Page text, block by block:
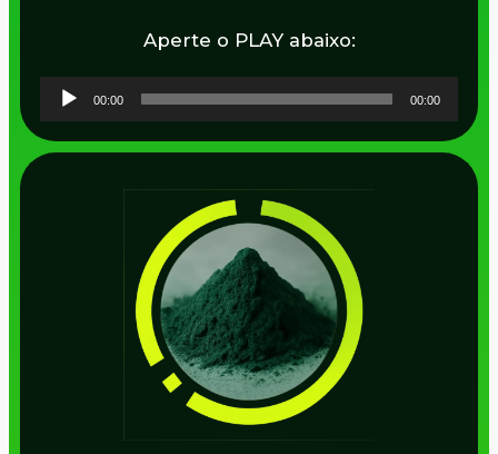
Aperte o PLAY abaixo:
Tocador
de
áudio
00:00 00:00